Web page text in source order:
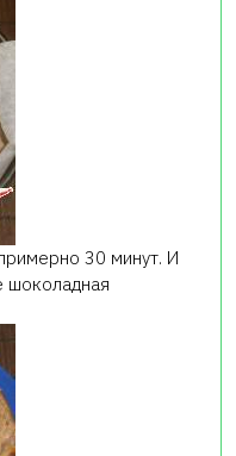
30 минут. И
шоколадная